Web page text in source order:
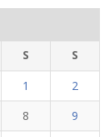
S
S
1
2
8
9